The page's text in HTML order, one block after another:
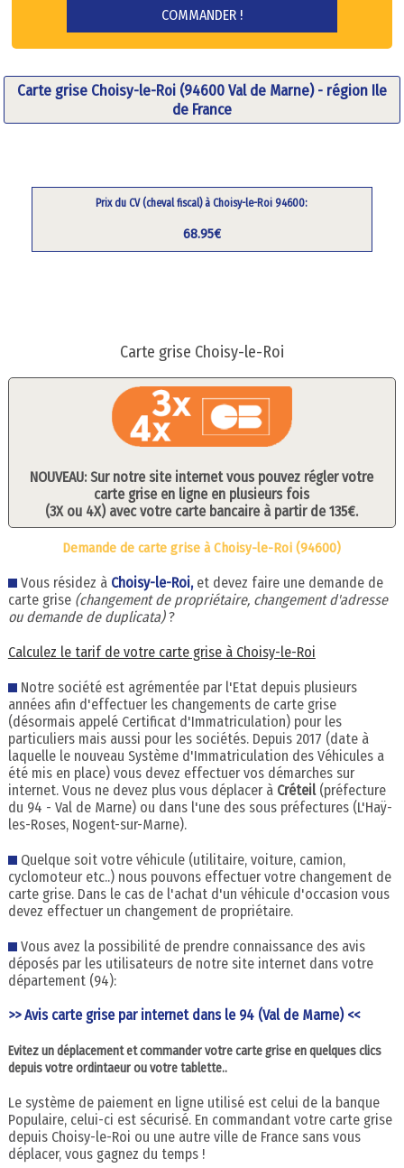
Carte grise Choisy-le-Roi (94600 Val de Marne) - région Ile
de France
Prix du CV (cheval fiscal) à Choisy-le-Roi 94600:
68.95€
Carte grise Choisy-le-Roi
NOUVEAU: Sur notre site internet vous pouvez régler votre
carte grise en ligne en plusieurs fois
(3X ou 4X) avec votre carte bancaire à partir de 135€.
Demande de carte grise à Choisy-le-Roi (94600)
Vous résidez à Choisy-le-Roi, et devez faire une demande de
carte grise (changement de propriétaire, changement d'adresse
ou demande de duplicata)?
Calculez le tarif de votre carte grise à Choisy-le-Roi
Notre société est agrémentée par l'Etat depuis plusieurs
années afin d'effectuer les changements de carte grise
(désormais appelé Certificat d'Immatriculation) pour les
particuliers mais aussi pour les sociétés. Depuis 2017 (date à
laquelle le nouveau Système d'Immatriculation des Véhicules a
été mis en place) vous devez effectuer vos démarches sur
internet. Vous ne devez plus vous déplacer à Créteil(préfecture
du 94 - Val de Marne) ou dans l'une des sous préfectures (L'Haÿ-
les-Roses, Nogent-sur-Marne).
Quelque soit votre véhicule (utilitaire, voiture, camion,
cyclomoteur etc..) nous pouvons effectuer votre changement de
carte grise. Dans le cas de l'achat d'un véhicule d'occasion vous
devez effectuer un changement de propriétaire.
Vous avez la possibilité de prendre connaissance des avis
déposés par les utilisateurs de notre site internet dans votre
département (94):
>> Avis carte grise par internet dans le 94 (Val de Marne) <<
Evitez un déplacement et commander votre carte grise en quelques clics
depuis votre ordintaeur ou votre tablette..
Le système de paiement en ligne utilisé est celui de la banque
Populaire, celui-ci est sécurisé. En commandant votre carte grise
depuis Choisy-le-Roi ou une autre ville de France sans vous
déplacer, vous gagnez du temps !